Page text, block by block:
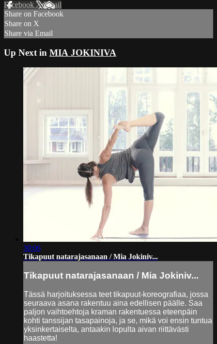
Facebook XEmail
Share on Facebook
Share on X
Share via Email
Up Next in MIA JOKINIVA
30:06
Tikapuut natarajasanaan / Mia Jokiniv...
Tikapuut natarajasanaan / Mia Jokiniv...
Tässä harjoituksessa teet tikapuut-koreografiaa, jossa
seuraava asana rakentuu aina edellisen päälle. Saa
paljon vaihtoehtoja kraman rakentuessa eteenpäin
kohti tanssijan tasapainoja, ja se, mikä voi ensin tuntua
yksinkertaiselta, antaakin lopulta aivan riittävästi
haastetta!